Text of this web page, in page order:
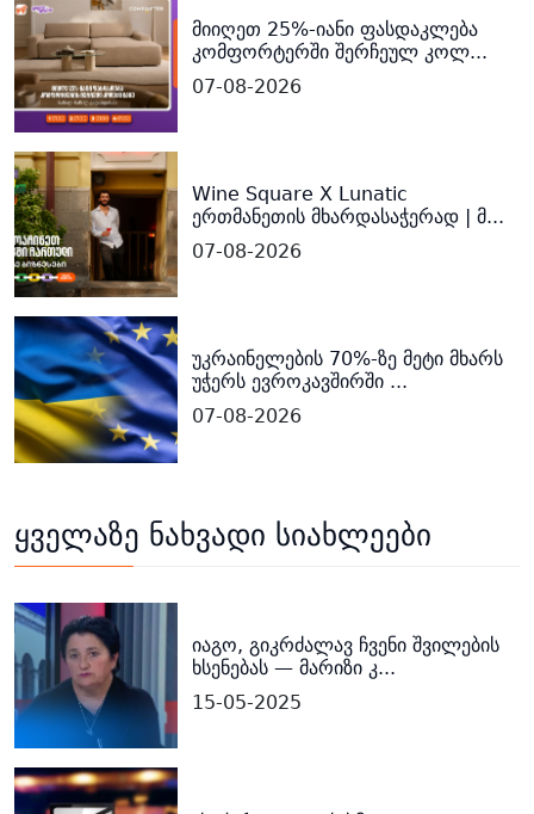
მიიღეთ 25%-იანი ფასდაკლება
კომფორტერში შერჩეულ კოლ...
07-08-2026
Wine Square X Lunatic
ერთმანეთის მხარდასაჭერად | მ...
07-08-2026
უკრაინელების 70%-ზე მეტი მხარს
უჭერს ევროკავშირში ...
07-08-2026
ყველაზე ნახვადი სიახლეები
იაგო, გიკრძალავ ჩვენი შვილების
ხსენებას — მარიზი კ...
15-05-2025